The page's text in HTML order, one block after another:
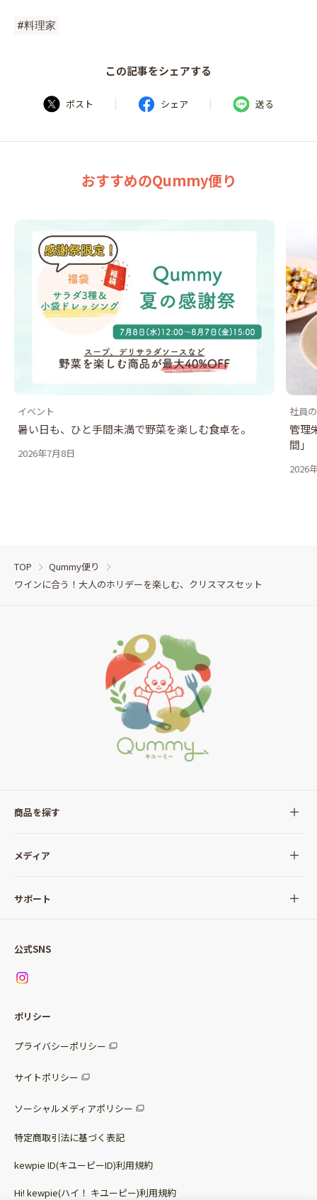
#料理家
この記事をシェアする
ポスト | シェア | 送る
おすすめのQummy便り
イベント
暑い日も、ひと手間未満で野菜を楽しむ食卓を。
2026年7月8日
社員
管理
間」
2026
TOP
Qummy便り
ワインに合う！大人のホリデーを楽しむ、クリスマスセット
商品を探す
全ての商品
サラダ
パッケージサラダ
惣菜サラダ
調味料
ベビー・幼児食
その他（カレーなど）
メディア
Qummy(キユーミー)について
サポート
お問い合わせ
公式SNS
ポリシー
プライバシーポリシー
サイトポリシー
ソーシャルメディアポリシー
特定商取引法に基づく表記
kewpie ID(キユーピーID)利用規約
Hi! kewpie(ハイ！ キユーピー)利用規約